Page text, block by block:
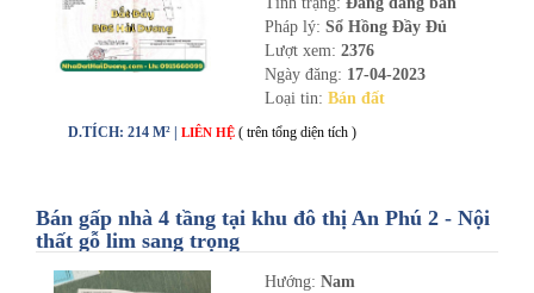
Pháp lý: Sổ Hồng Đầy Đủ
Lượt xem: 2376
Ngày đăng: 17-04-2023
Loại tin: Bán đất
D.TÍCH: 214 M² | LIÊN HỆ ( trên tổng diện tích )
Bán gấp nhà 4 tầng tại khu đô thị An Phú 2 - Nội
thất gỗ lim sang trọng
Hướng: Nam